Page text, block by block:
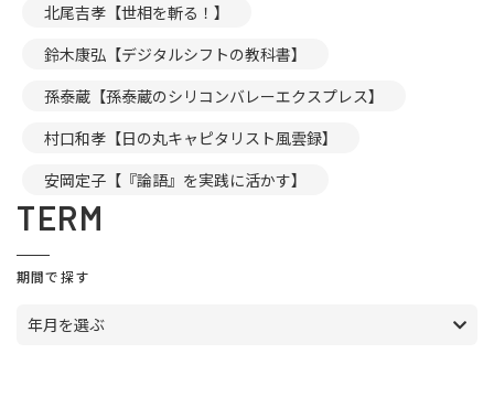
北尾吉孝【世相を斬る！】
鈴木康弘【デジタルシフトの教科書】
孫泰蔵【孫泰蔵のシリコンバレーエクスプレス】
村口和孝【日の丸キャピタリスト風雲録】
安岡定子【『論語』を実践に活かす】
TERM
期間で探す
年月を選ぶ